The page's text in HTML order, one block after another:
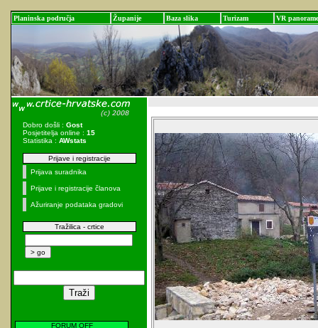
Planinska područja Županije Baza slika Turizam VR panorame
Dobro došli : Gost
Posjetitelja online : 15
Statistika : AWstats
Prijave i registracije
Prijava suradnika
Prijave i registracije članova
Ažuriranje podataka gradovi
Tražilica - crtice
FORUM OFF